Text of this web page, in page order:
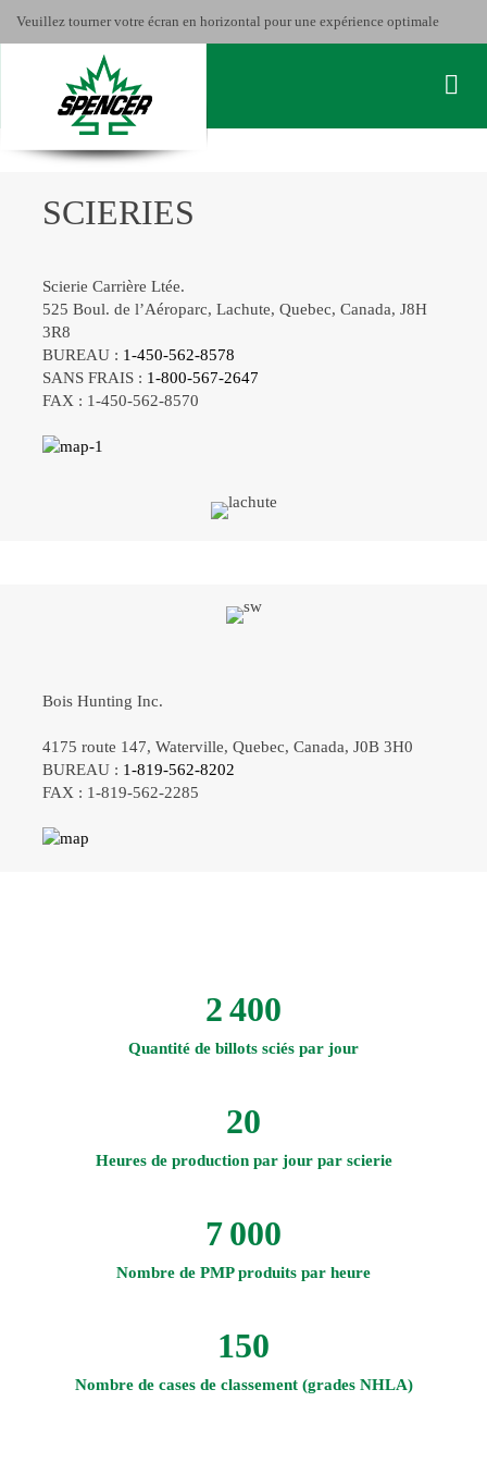
Veuillez tourner votre écran en horizontal pour une expérience optimale
SCIERIES
Scierie Carrière Ltée.
525 Boul. de l’Aéroparc, Lachute, Quebec, Canada, J8H
3R8
BUREAU : 1-450-562-8578
SANS FRAIS : 1-800-567-2647
FAX : 1-450-562-8570
Bois Hunting Inc.
4175 route 147, Waterville, Quebec, Canada, J0B 3H0
BUREAU : 1-819-562-8202
FAX : 1-819-562-2285
2 400
Quantité de billots sciés par jour
20
Heures de production par jour par scierie
7 000
Nombre de PMP produits par heure
150
Nombre de cases de classement (grades NHLA)